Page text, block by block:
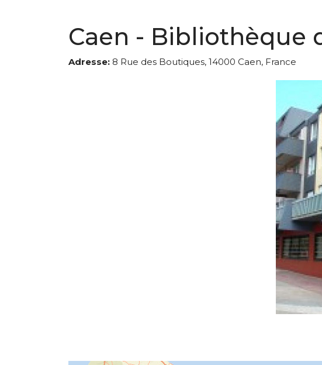
Caen - Bibliothèque
Adresse: 8 Rue des Boutiques, 14000 Caen, France